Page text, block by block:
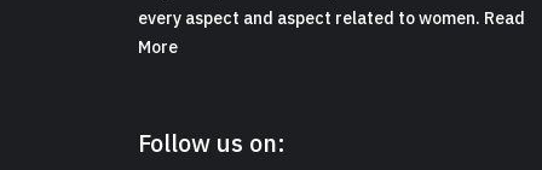
every aspect and aspect related to women. Read
More
Follow us on: